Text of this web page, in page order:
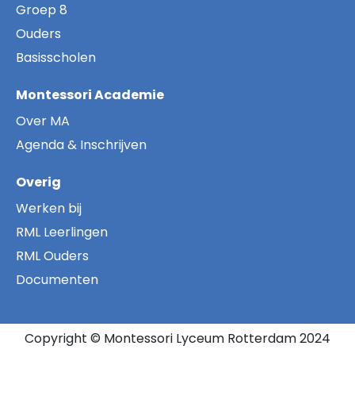
Groep 8
Ouders
Basisscholen
Montessori Academie
Over MA
Agenda & Inschrijven
Overig
Werken bij
RML Leerlingen
RML Ouders
Documenten
Copyright © Montessori Lyceum Rotterdam 2024